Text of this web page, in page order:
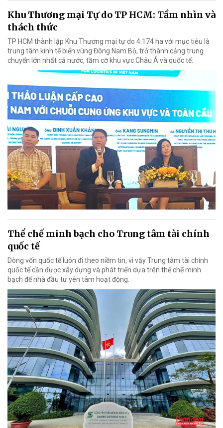
Khu Thương mại Tự do TP HCM: Tầm nhìn và
thách thức
TP HCM thành lập Khu Thương mại tự do 4.174 ha với mục tiêu là
trung tâm kinh tế biển vùng Đông Nam Bộ, trở thành cảng trung
chuyển lớn nhất cả nước, tầm cỡ khu vực Châu Á và quốc tế.
Thể chế minh bạch cho Trung tâm tài chính
quốc tế
Dòng vốn quốc tế luôn đi theo niềm tin, vì vậy Trung tâm tài chính
quốc tế cần được xây dựng và phát triển dựa trên thể chế minh
bạch để nhà đầu tư yên tâm hoạt động.